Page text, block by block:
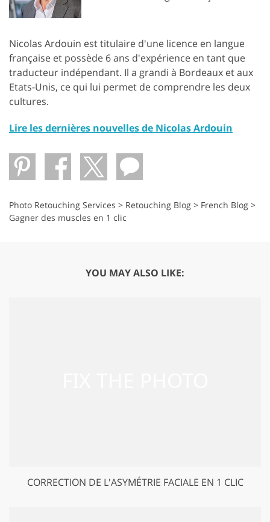
Nicolas Ardouin est titulaire d'une licence en langue
française et possède 6 ans d'expérience en tant que
traducteur indépendant. Il a grandi à Bordeaux et aux
Etats-Unis, ce qui lui permet de comprendre les deux
cultures.
Lire les dernières nouvelles de Nicolas Ardouin
Photo Retouching Services > Retouching Blog > French Blog >
Gagner des muscles en 1 clic
YOU MAY ALSO LIKE:
CORRECTION DE L'ASYMÉTRIE FACIALE EN 1 CLIC